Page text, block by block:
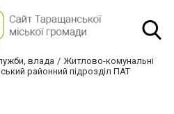
влада
Житлово-комунальні
районний підрозділ ПАТ